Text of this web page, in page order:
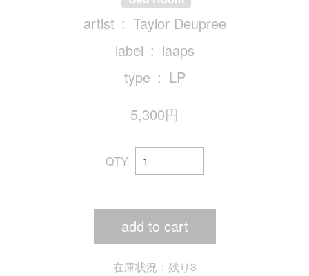
artist
Taylor Deupree
label
laaps
type
LP
5,300円
QTY
add to cart
在庫状況：残り3